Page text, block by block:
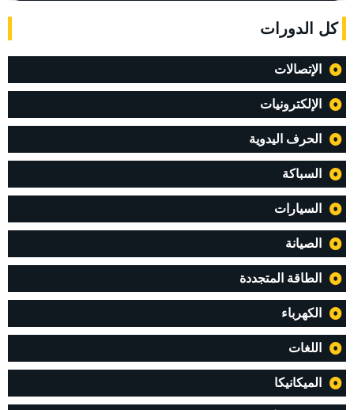
كل الدورات
الإتصالات
الإلكترونيات
الحرف اليدوية
السباكة
السيارات
الصيانة
الطاقة المتجددة
الكهرباء
اللغات
الميكانيكا